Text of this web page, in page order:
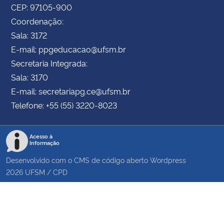
CEP: 97105-900
Coordenação:
Sala: 3172
E-mail: ppgeducacao@ufsm.br
Secretaria Integrada:
Sala: 3170
E-mail: secretariapg.ce@ufsm.br
Telefone: +55 (55) 3220-8023
Acesso à
Informação
Desenvolvido com o CMS de código aberto Wordpress
2026 UFSM / CPD